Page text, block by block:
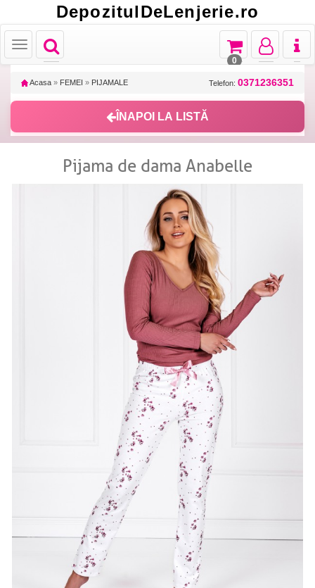
DepozitulDeLenjerie.ro
Toggle
navigation
Toggle
Toggle
navigation
Toggle
navigation
Toggle
navigation
0
Acasa » FEMEI » PIJAMALE Telefon: 0371236351
ÎNAPOI LA LISTĂ
Pijama de dama Anabelle